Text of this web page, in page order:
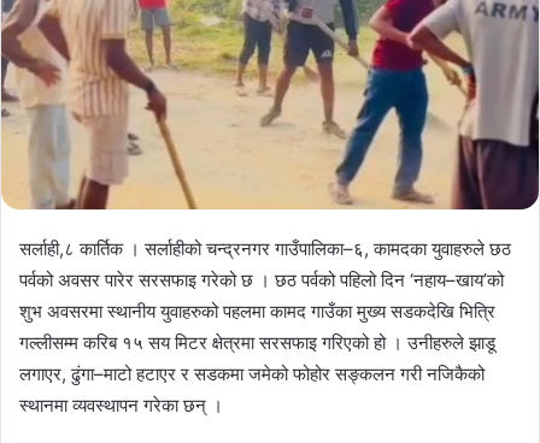
सर्लाही,८ कार्तिक । सर्लाहीको चन्द्रनगर गाउँपालिका–६, कामदका युवाहरुले छठ
पर्वको अवसर पारेर सरसफाइ गरेको छ । छठ पर्वको पहिलो दिन ‘नहाय–खाय’को
शुभ अवसरमा स्थानीय युवाहरुको पहलमा कामद गाउँका मुख्य सडकदेखि भित्रि
गल्लीसम्म करिब १५ सय मिटर क्षेत्रमा सरसफाइ गरिएको हो । उनीहरुले झाडू
लगाएर, ढुंगा–माटो हटाएर र सडकमा जमेको फोहोर सङ्कलन गरी नजिकैको
स्थानमा व्यवस्थापन गरेका छन् ।